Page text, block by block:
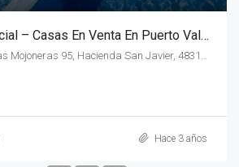
Seaport Residencial – Casas En Venta En Puerto Vallarta
Hace 3 años